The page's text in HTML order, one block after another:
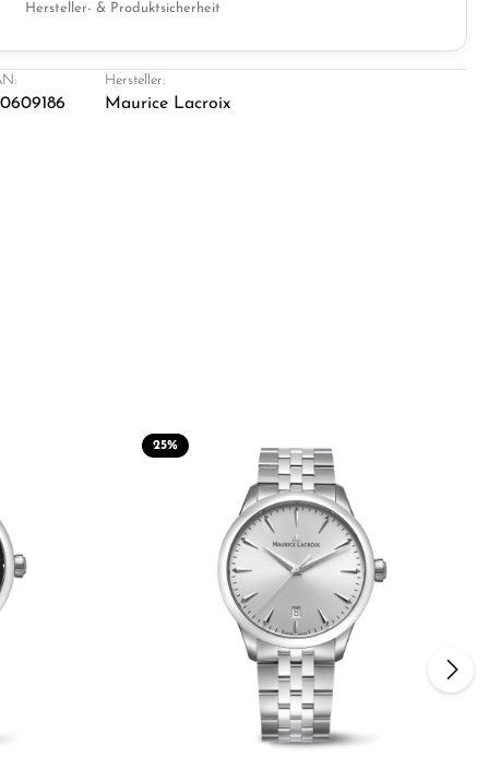
Hersteller- & Produktsicherheit
Hersteller:
Maurice Lacroix
25%